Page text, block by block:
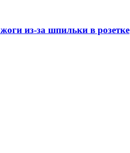
из‑за шпильки в розетке